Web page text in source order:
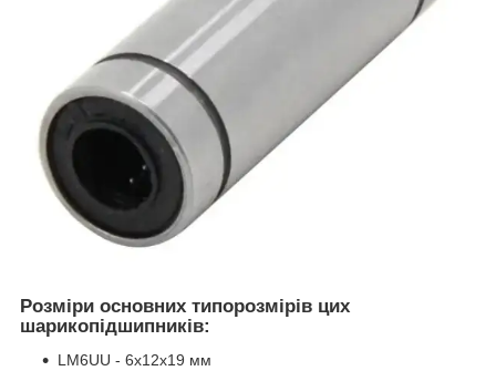
Розміри основних типорозмірів цих
шарикопідшипників:
LM6UU - 6х12х19 мм